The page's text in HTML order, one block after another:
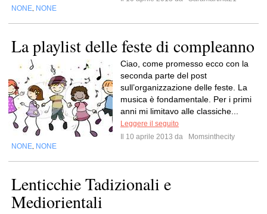
NONE NONE
La playlist delle feste di compleanno
Ciao, come promesso ecco con la
seconda parte del post
sull’organizzazione delle feste. La
musica è fondamentale. Per i primi
anni mi limitavo alle classiche...
Leggere il seguito
Il 10 aprile 2013 da
Momsinthecity
NONE NONE
Lenticchie Tadizionali e
Mediorientali